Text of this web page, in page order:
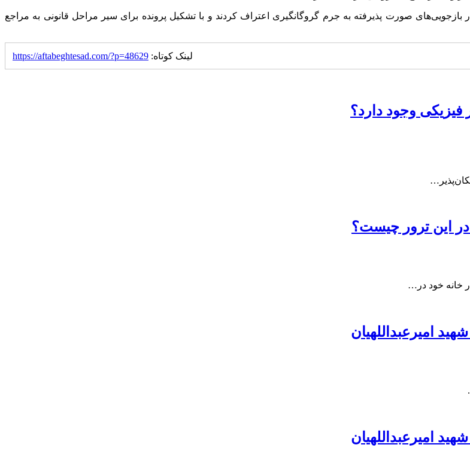
صورت پذیرفته به جرم گروگانگیری اعتراف کردند و با تشکیل پرونده برای سیر مراحل قانونی به مراجع
لینک کوتاه: https://aftabeghtesad.com/?p=48629
فیزیکی وجود دارد؟
این ترور چیست؟
امیرعبداللهیان
امیرعبداللهیان